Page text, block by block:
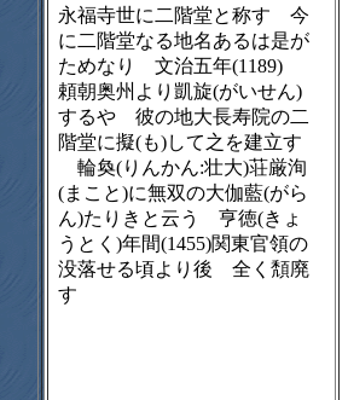
永福寺世に二階堂と称す 今
に二階堂なる地名あるは是が
ためなり 文治五年(1189)
頼朝奥州より凱旋(がいせん)
するや 彼の地大長寿院の二
階堂に擬(も)して之を建立す
輪奐(りんかん:壮大)荘厳洵
(まこと)に無双の大伽藍(がら
ん)たりきと云う 亨徳(きょ
うとく)年間(1455)関東官領の
没落せる頃より後 全く頽廃
す